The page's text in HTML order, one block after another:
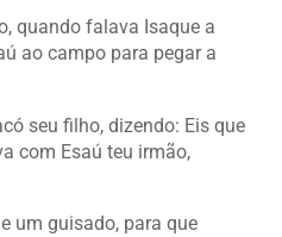
quando falava Isaque a
ao campo para pegar a
seu filho, dizendo: Eis que
com Esaú teu irmão,
um guisado, para que